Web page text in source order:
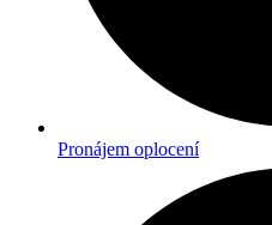
Pronájem oplocení